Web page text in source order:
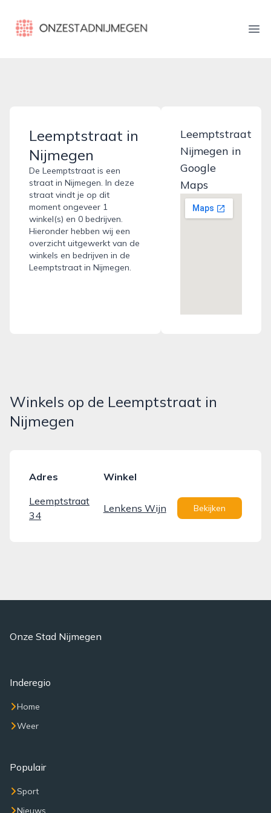
onzestadnijmegen.nl
Leemptstraat in
Nijmegen
De Leemptstraat is een
straat in Nijmegen. In deze
straat vindt je op dit
moment ongeveer 1
winkel(s) en 0 bedrijven.
Hieronder hebben wij een
overzicht uitgewerkt van de
winkels en bedrijven in de
Leemptstraat in Nijmegen.
Leemptstraat
Nijmegen in
Google
Maps
Winkels op de Leemptstraat in
Nijmegen
Adres
Winkel
Leemptstraat
34
Lenkens Wijn Bekijken
Onze Stad Nijmegen
Inderegio
Home
Weer
Populair
Sport
Nieuws